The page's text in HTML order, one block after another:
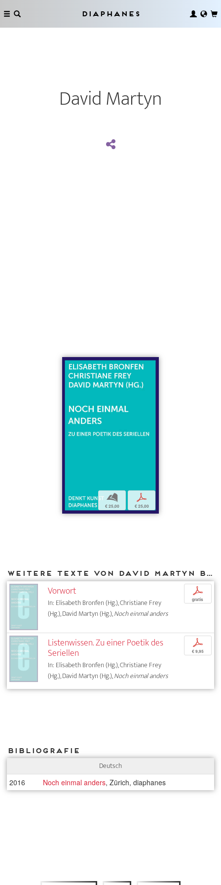
Diaphanes
David Martyn
b
€ 25,00
p
€ 25,00
Weitere Texte von David Martyn bei DIAPHANES
Vorwort
In: Elisabeth Bronfen (Hg.), Christiane Frey
(Hg.), David Martyn (Hg.),Noch einmal anders
p
gratis
Listenwissen. Zu einer Poetik des
Seriellen
In: Elisabeth Bronfen (Hg.), Christiane Frey
(Hg.), David Martyn (Hg.),Noch einmal anders
p
€ 9,95
Bibliografie
Deutsch
2016 Noch einmal anders, Zürich, diaphanes